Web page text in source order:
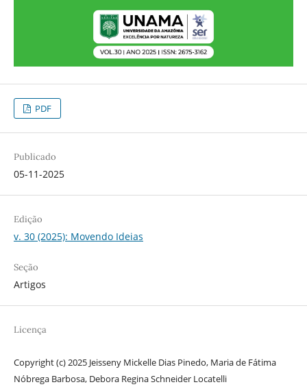
PDF
Publicado
05-11-2025
Edição
v. 30 (2025): Movendo Ideias
Seção
Artigos
Licença
Copyright (c) 2025 Jeisseny Mickelle Dias Pinedo, Maria de Fátima
Nóbrega Barbosa, Debora Regina Schneider Locatelli